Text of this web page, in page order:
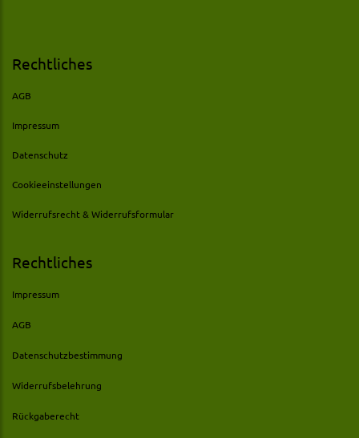
Rechtliches
AGB
Impressum
Datenschutz
Cookieeinstellungen
Widerrufsrecht & Widerrufsformular
Rechtliches
Impressum
AGB
Datenschutzbestimmung
Widerrufsbelehrung
Rückgaberecht